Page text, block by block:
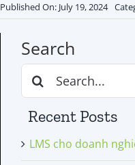
Published On: July 19, 2024
Search
Search
for:
Recent Posts
LMS cho doanh